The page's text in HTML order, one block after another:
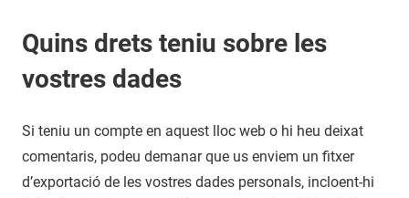
Quins drets teniu sobre les
vostres dades
Si teniu un compte en aquest lloc web o hi heu deixat
comentaris, podeu demanar que us enviem un fitxer
d’exportació de les vostres dades personals, incloent-hi